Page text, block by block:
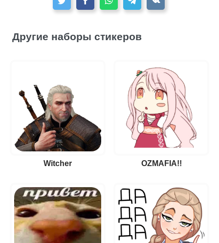
Другие наборы стикеров
Witcher OZMAFIA!!